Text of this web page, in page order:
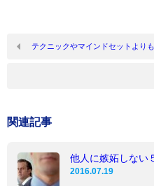
テクニックやマインドセットより
関連記事
他人に嫉妬しない
2016.07.19